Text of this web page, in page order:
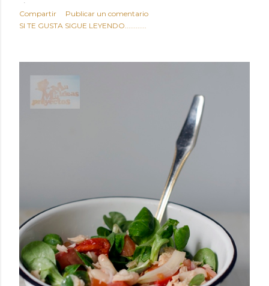
típicas patatas de bolsa, frutos secos fritos o snacks
ultraprocesados llenos de grasas saturadas y sodio?
sabroso, con ese toque tostado y crujiente que tanto nos
por completo tu forma de ver las legumbres. Olvídate de
asociar las alubias únicamente a los guisos tradicionales y
copiosos de invierno. Con esta receta simple pero
revolucionaria, transformaremos un ingrediente tan
humilde como la alubia de La Bañeza en un snack ligero,
dorado, cargado de proteína y 100% natural. Es el
Compartir
Publicar un comentario
SI TE GUSTA SIGUE LEYENDO............